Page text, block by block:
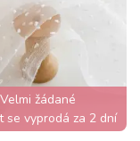
Velmi žádané
se vyprodá za 2 dní